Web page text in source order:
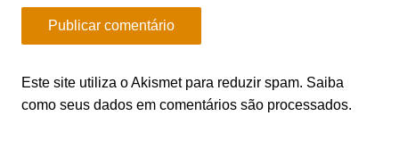
Este site utiliza o Akismet para reduzir spam. Saiba
como seus dados em comentários são processados.